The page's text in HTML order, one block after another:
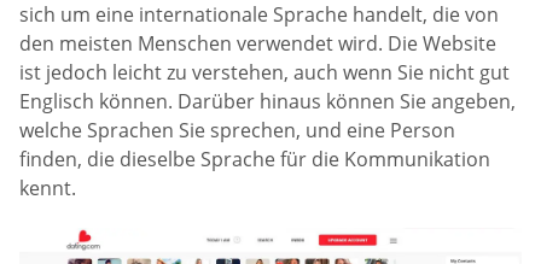
sich um eine internationale Sprache handelt, die von
den meisten Menschen verwendet wird. Die Website
ist jedoch leicht zu verstehen, auch wenn Sie nicht gut
Englisch können. Darüber hinaus können Sie angeben,
welche Sprachen Sie sprechen, und eine Person
finden, die dieselbe Sprache für die Kommunikation
kennt.